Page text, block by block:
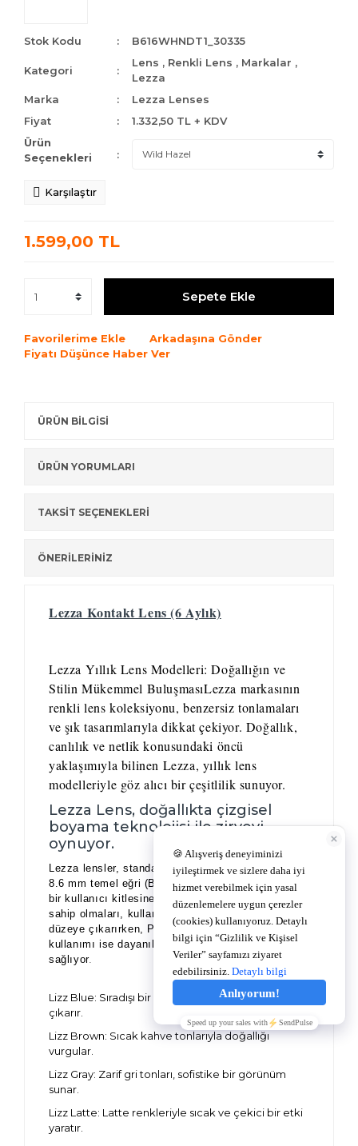
Stok Kodu B616WHNDT1_30335
Kategori
Lens , Renkli Lens , Markalar ,
Lezza
Marka
Lezza Lenses
Fiyat
1.332,50 TL + KDV
Ürün
Seçenekleri
Karşılaştır
1.599,00 TL
Sepete Ekle
Favorilerime Ekle
Arkadaşına Gönder
Fiyatı Düşünce Haber Ver
ÜRÜN BİLGİSİ
ÜRÜN YORUMLARI
TAKSİT SEÇENEKLERİ
ÖNERİLERİNİZ
Lezza Kontakt Lens (6 Aylık)
Lezza Yıllık Lens Modelleri: Doğallığın ve
Stilin Mükemmel BuluşmasıLezza markasının
renkli lens koleksiyonu, benzersiz tonlamaları
ve şık tasarımlarıyla dikkat çekiyor. Doğallık,
canlılık ve netlik konusundaki öncü
yaklaşımıyla bilinen Lezza, yıllık lens
modelleriyle göz alıcı bir çeşitlilik sunuyor.
Lezza Lens, doğallıkta çizgisel
boyama teknolojisi ile zirveyi
oynuyor.
Lezza lensler, standart olarak 14.2 çap (DIA) ve
8.6 mm temel eğri (BC) ölçülerinde üretilerek geniş
bir kullanıcı kitlesine hitap ediyor. %38 su oranına
sahip olmaları, kullanıcıların konforunu en üst
düzeye çıkarırken, Polymacon hammadde
kullanımı ise dayanıklılık ve uzun ömürlülük
sağlıyor.
Lizz Blue: Sıradışı bir mavi tonuyla gözleri ön plana
çıkarır.
Lizz Brown: Sıcak kahve tonlarıyla doğallığı
vurgular.
Lizz Gray: Zarif gri tonları, sofistike bir görünüm
sunar.
Lizz Latte: Latte renkleriyle sıcak ve çekici bir etki
yaratır.